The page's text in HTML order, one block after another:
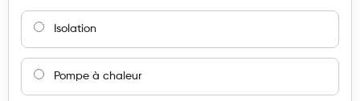
Isolation
Pompe à chaleur